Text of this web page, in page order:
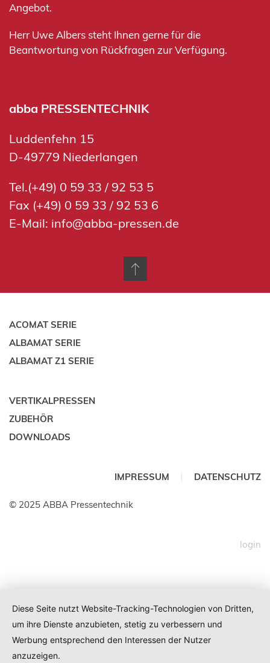
Angebot.
Herr Uwe Albers steht Ihnen gerne für die
Beantwortung von Rückfragen zur Verfügung.
abba PRESSENTECHNIK
Luddenfehn 15
D-49779 Niederlangen
Tel.(+49) 0 59 33 / 92 53 5
Fax (+49) 0 59 33 / 92 53 6
E-Mail: info@abba-pressen.de
ACOMAT SERIE
ALBAMAT SERIE
ALBAMAT Z1 SERIE
VERTIKALPRESSEN
ZUBEHÖR
DOWNLOADS
IMPRESSUM DATENSCHUTZ
© 2025 ABBA Pressentechnik
login
Diese Seite nutzt Website-Tracking-Technologien von Dritten,
um ihre Dienste anzubieten, stetig zu verbessern und
Werbung entsprechend den Interessen der Nutzer
anzuzeigen.